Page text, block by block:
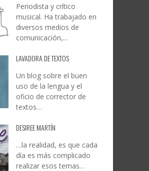
Periodista y crítico
musical. Ha trabajado en
diversos medios de
comunicación,...
LAVADORA DE TEXTOS
Un blog sobre el buen
uso de la lengua y el
oficio de corrector de
textos…
DESIREE MARTÍN
…la realidad, es que cada
día es más complicado
realizar esos temas…